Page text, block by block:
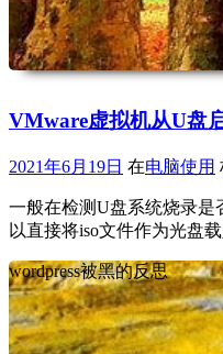
VMware虚拟机从U盘
2021年6月19日 在电脑使用
一般在检测U盘系统烧录是
以直接将iso文件作为光盘
wordpress被黑的反思